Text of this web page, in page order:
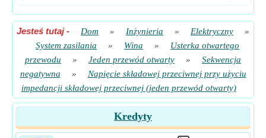
Jesteś tutaj- Dom » Inżynieria » Elektryczny
»
System zasilania
» Wina »
Usterka otwartego
przewodu
» Jeden przewód otwarty »
Sekwencja
negatywna
»
Napięcie składowej przeciwnej przy użyciu
impedancji składowej przeciwnej (jeden przewód otwarty)
Kredyty